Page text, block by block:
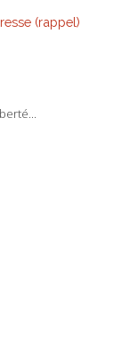
(rappel)